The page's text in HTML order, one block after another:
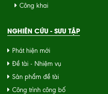
Công khai
NGHIÊN CỨU - SƯU TẬP
Phát hiện mới
Đề tài - Nhiệm vụ
Sản phẩm đề tài
Công trình công bố